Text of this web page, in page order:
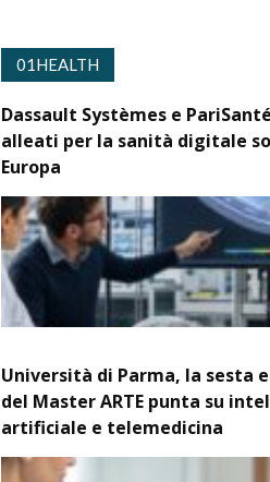
01HEALTH
Dassault Systèmes e
alleati per la sanità digitale
Europa
Università di Parma, la sesta
del Master ARTE punta su
artificiale e telemedicina